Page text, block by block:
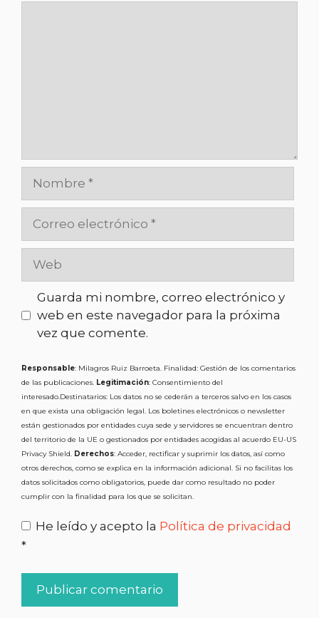
Guarda mi nombre, correo electrónico y
web en este navegador para la próxima
vez que comente.
Responsable: Milagros Ruiz Barroeta. Finalidad: Gestión de los comentarios
de las publicaciones. Legitimación: Consentimiento del
interesado.Destinatarios: Los datos no se cederán a terceros salvo en los casos
en que exista una obligación legal. Los boletines electrónicos o newsletter
están gestionados por entidades cuya sede y servidores se encuentran dentro
del territorio de la UE o gestionados por entidades acogidas al acuerdo EU-US
Privacy Shield. Derechos: Acceder, rectificar y suprimir los datos, así como
otros derechos, como se explica en la información adicional. Si no facilitas los
datos solicitados como obligatorios, puede dar como resultado no poder
cumplir con la finalidad para los que se solicitan.
He leído y acepto la Política de privacidad
*